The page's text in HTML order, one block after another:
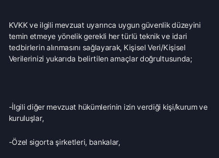
-Bağlı ortaklıklarımız ve/veya iştiraklerimiz,
-Danışmanlar,
-İş ortakları,
yaptığımız, yurt içi/yurt dışı kuruluşlar ile KVK Kanunu’nun
8. ve 9. maddelerinde belirtilen kişisel veri işleme şartları